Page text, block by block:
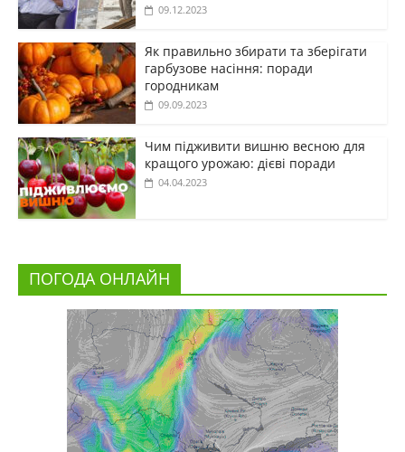
09.12.2023
Як правильно збирати та зберігати
гарбузове насіння: поради
городникам
09.09.2023
Чим підживити вишню весною для
кращого урожаю: дієві поради
04.04.2023
ПОГОДА ОНЛАЙН